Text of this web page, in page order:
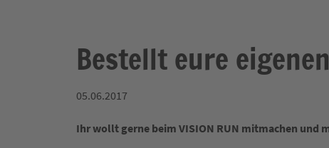
Bestellt eure
05.06.2017
Ihr wollt gerne beim VISION RUN mitmachen und